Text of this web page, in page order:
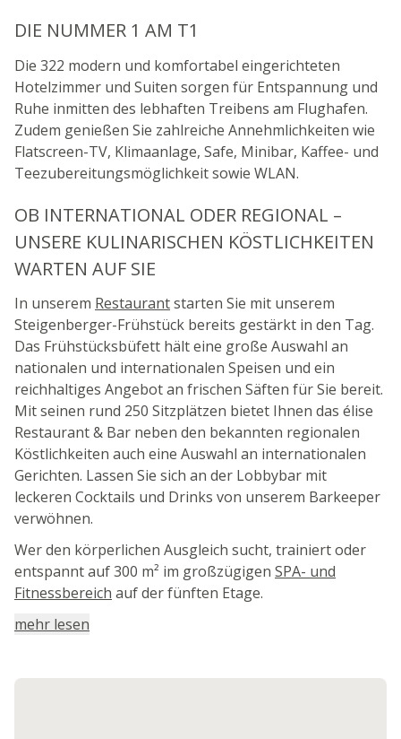
DIE NUMMER 1 AM T1
Die 322 modern und komfortabel eingerichteten
Hotelzimmer und Suiten sorgen für Entspannung und
Ruhe inmitten des lebhaften Treibens am Flughafen.
Zudem genießen Sie zahlreiche Annehmlichkeiten wie
Flatscreen-TV, Klimaanlage, Safe, Minibar, Kaffee- und
Teezubereitungsmöglichkeit sowie WLAN.
OB INTERNATIONAL ODER REGIONAL –
UNSERE KULINARISCHEN KÖSTLICHKEITEN
WARTEN AUF SIE
In unserem Restaurantstarten Sie mit unserem
Steigenberger-Frühstück bereits gestärkt in den Tag.
Das Frühstücksbüfett hält eine große Auswahl an
nationalen und internationalen Speisen und ein
reichhaltiges Angebot an frischen Säften für Sie bereit.
Mit seinen rund 250 Sitzplätzen bietet Ihnen das élise
Restaurant & Bar neben den bekannten regionalen
Köstlichkeiten auch eine Auswahl an internationalen
Gerichten. Lassen Sie sich an der Lobbybar mit
leckeren Cocktails und Drinks von unserem Barkeeper
verwöhnen.
Wer den körperlichen Ausgleich sucht, trainiert oder
entspannt auf 300 m² im großzügigen SPA- und
Fitnessbereich auf der fünften Etage.
mehr lesen